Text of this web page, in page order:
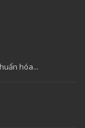
hóa...